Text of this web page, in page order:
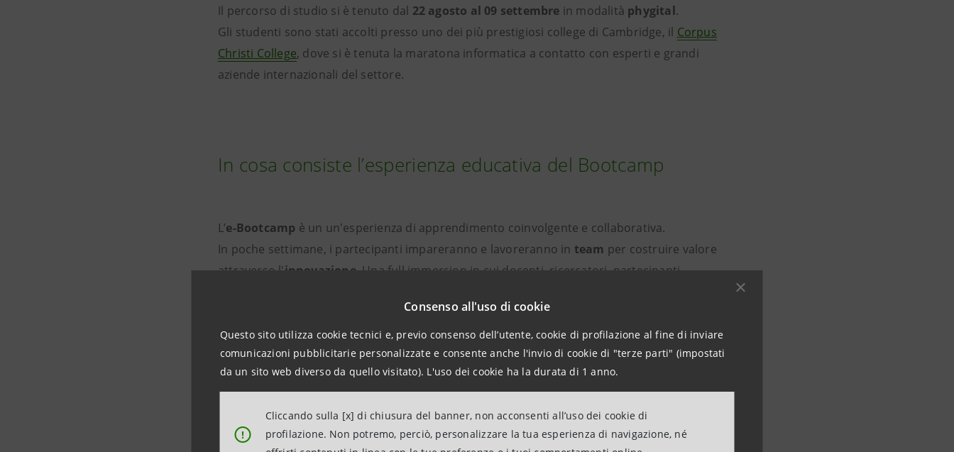
Consenso all'uso di cookie
Questo sito utilizza cookie tecnici e, previo consenso dell’utente, cookie di profilazione al fine di inviare
comunicazioni pubblicitarie personalizzate e consente anche l'invio di cookie di "terze parti" (impostati
da un sito web diverso da quello visitato). L'uso dei cookie ha la durata di 1 anno.
!
Cliccando sulla [x] di chiusura del banner, non acconsenti all’uso dei cookie di
profilazione. Non potremo, perciò, personalizzare la tua esperienza di navigazione, né
Il percorso di studio si è tenuto dal 22 agosto al 09 settembre in modalità phygital.
Gli studenti sono stati accolti presso uno dei più prestigiosi college di Cambridge, il Corpus
Christi College, dove si è tenuta la maratona informatica a contatto con esperti e grandi
aziende internazionali del settore.
In cosa consiste l’esperienza educativa del Bootcamp
L’e-Bootcamp è un un'esperienza di apprendimento coinvolgente e collaborativa.
In poche settimane, i partecipanti impareranno e lavoreranno in team per costruire valore
attraverso l'innovazione. Una full immersion in cui docenti, ricercatori, partecipanti,
progettazione e realizzazione di soluzioni concrete a un problema dato.
A chi è rivolto?
È pensato per studenti universitari, laureati e post-laurea, ricercatori e giovani